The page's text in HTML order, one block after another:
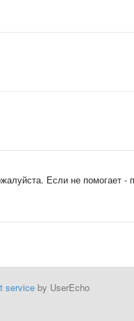
Если не помогает -
serviceby UserEcho